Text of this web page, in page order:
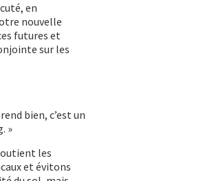
en
nouvelle
futures et
sur les
bien, c’est un
»
les
et évitons